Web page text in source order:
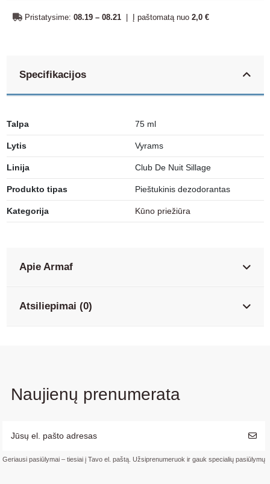
Pristatysime: 08.19 – 08.21 | Į paštomatą nuo 2,0 €
Specifikacijos
Talpa 75 ml
Lytis Vyrams
Linija Club De Nuit Sillage
Produkto tipas Pieštukinis dezodorantas
Kategorija Kūno priežiūra
Apie Armaf
Atsiliepimai (0)
Naujienų prenumerata
Geriausi pasiūlymai – tiesiai į Tavo el. paštą. Užsiprenumeruok ir gauk specialių pasiūlymų